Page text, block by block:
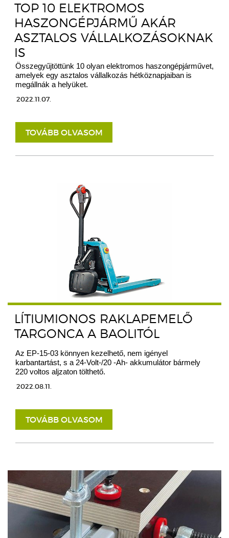
TOP 10 ELEKTROMOS
HASZONGÉPJÁRMŰ AKÁR
ASZTALOS VÁLLALKOZÁSOKNAK
IS
Összegyűjtöttünk 10 olyan elektromos haszongépjárművet,
amelyek egy asztalos vállalkozás hétköznapjaiban is
megállnák a helyüket.
2022.11.07.
TOVÁBB OLVASOM
LÍTIUMIONOS RAKLAPEMELŐ
TARGONCA A BAOLITÓL
Az EP-15-03 könnyen kezelhető, nem igényel
karbantartást, s a 24-Volt-/20 -Ah- akkumulátor bármely
220 voltos aljzaton tölthető.
2022.08.11.
TOVÁBB OLVASOM